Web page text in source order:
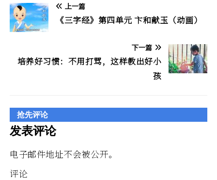
上一篇
《三字经》第四单元 卞和献玉（动画）
下一篇
培养好习惯：不用打骂，这样教出好小
孩
抢先评论
发表评论
电子邮件地址不会被公开。
评论